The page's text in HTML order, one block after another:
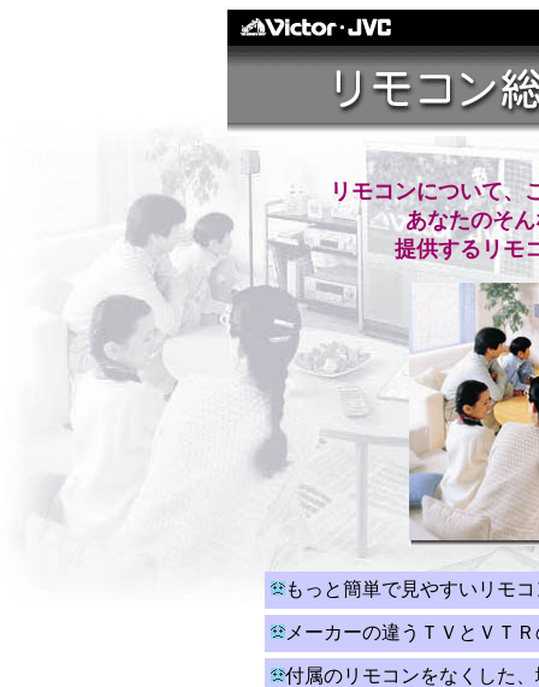
リモコンについて、
あなたのそ
提供するリモ
もっと簡単で見やすいリモ
メーカーの違うＴＶとＶＴ
付属のリモコンをなくした